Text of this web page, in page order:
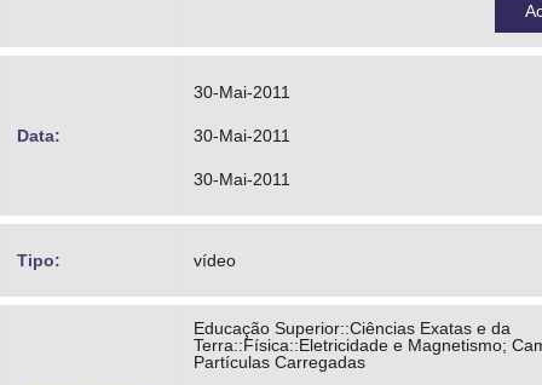
Data:
30-Mai-2011
30-Mai-2011
30-Mai-2011
Tipo: vídeo
Educação Superior::Ciências Exatas e da
Terra::Física::Eletricidade e Magnetismo;
Partículas Carregadas